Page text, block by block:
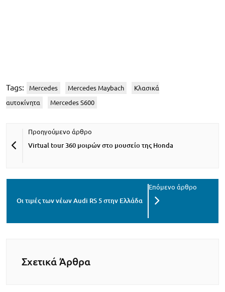
Tags: Mercedes Mercedes Maybach Κλασικά
αυτοκίνητα Mercedes S600
Virtual tour 360 μοιρών στο μουσείο της Honda
Οι τιμές των νέων Audi RS 5 στην Ελλάδα
Σχετικά Άρθρα